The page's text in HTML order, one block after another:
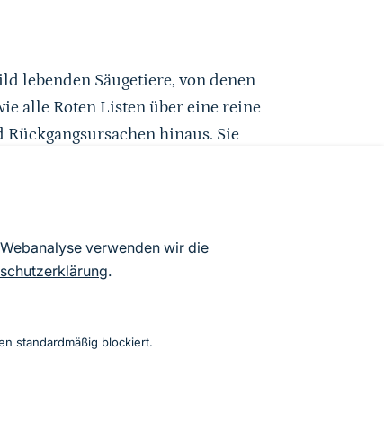
verwenden wir die
.
standardmäßig blockiert.
lebenden Säugetiere, von denen
alle Roten Listen über eine reine
hinaus. Sie
der neuen Roten Liste der
Naturschutzbiologen. Ihre